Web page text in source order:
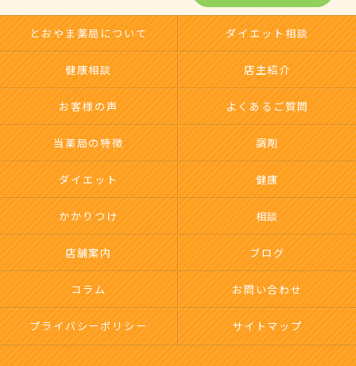
とおやま薬局について ダイエット相談
健康相談 店主紹介
お客様の声 よくあるご質問
当薬局の特徴 調剤
ダイエット 健康
かかりつけ 相談
店舗案内 ブログ
コラム お問い合わせ
プライバシーポリシー サイトマップ